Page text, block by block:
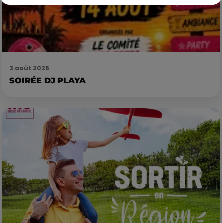
3 août 2026
SOIRÉE DJ PLAYA